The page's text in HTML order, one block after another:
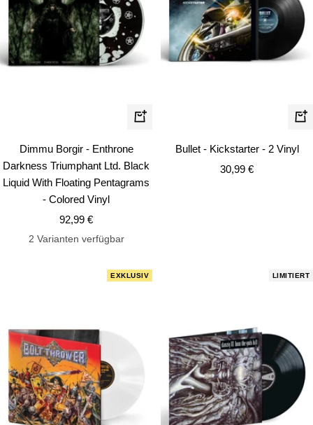
In
Warenkorb
Dimmu Borgir - Enthrone
Darkness Triumphant Ltd. Black
Liquid With Floating Pentagrams
- Colored Vinyl
Angebotspreis
92,99 €
2 Varianten verfügbar
In
Bullet - Kickstarter - 2 Vinyl
Angebotspreis
30,99 €
EXKLUSIV LIMITIERT